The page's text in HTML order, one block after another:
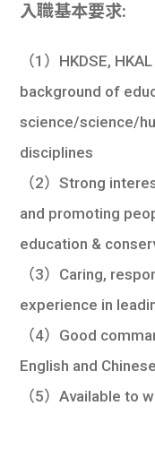
入職基本要求:
（1）HKDSE,
background of
science/science/
disciplines
（2）Strong
and promoting
education &
（3）Caring,
experience in
（4）Good
English and Chinese
（5）Available to